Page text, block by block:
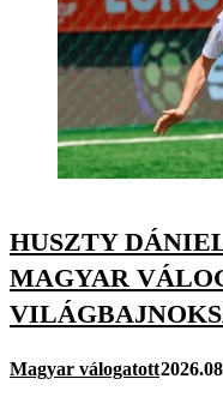
HUSZTY
MAGYAR
Magyar válogatott